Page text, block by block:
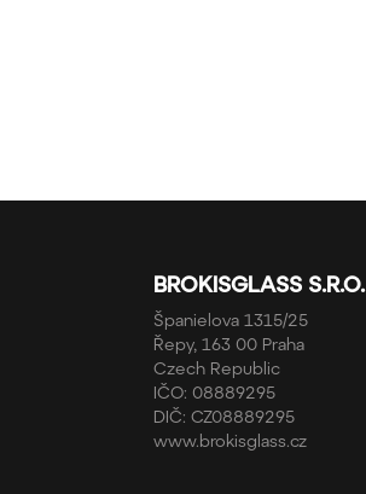
BROKISGLASS S.R.O.
Španielova 1315/25
Řepy, 163 00 Praha
Czech Republic
IČO: 08889295
DIČ: CZ08889295
www.brokisglass.cz